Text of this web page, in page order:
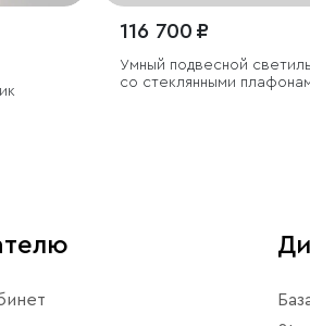
116 700 ₽
Умный подвесной
со стеклянными